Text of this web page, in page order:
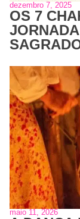
dezembro 7, 2025
OS 7
maio 11, 2026